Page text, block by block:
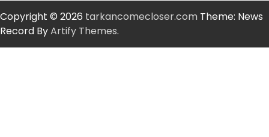
Copyright © 2026 tarkancomecloser.com Theme: News
Record ByArtify Themes.